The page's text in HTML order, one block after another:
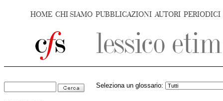
HOME CHI SIAMO PUBBLICAZIONI AUTORI PERIODICI
Seleziona un glossario: